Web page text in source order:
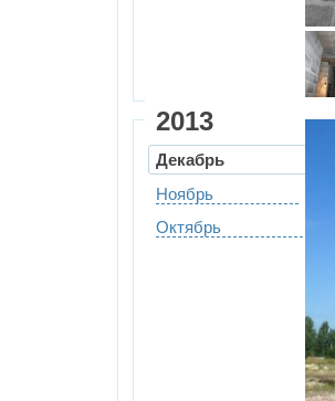
2013
Декабрь
Ноябрь
Октябрь